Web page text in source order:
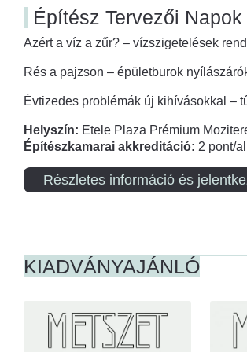
Építész Tervezői Napok
Azért a víz a zűr? – vízszigetelések
Rés a pajzson – épületburok
Évtizedes problémák új kihívásokkal –
Helyszín: Etele Plaza Prémium
Építészkamarai akkreditáció: 2 pont/
Részletes információ és
KIADVÁNYAJÁNLÓ